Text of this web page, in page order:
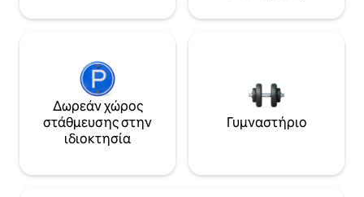
Δωρεάν χώρος
στάθμευσης στην
ιδιοκτησία
Γυμναστήριο